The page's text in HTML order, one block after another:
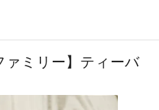
ァミリー】ティーバ